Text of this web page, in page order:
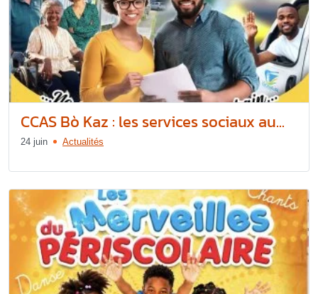
CCAS Bò Kaz : les services sociaux au...
24 juin Actualités